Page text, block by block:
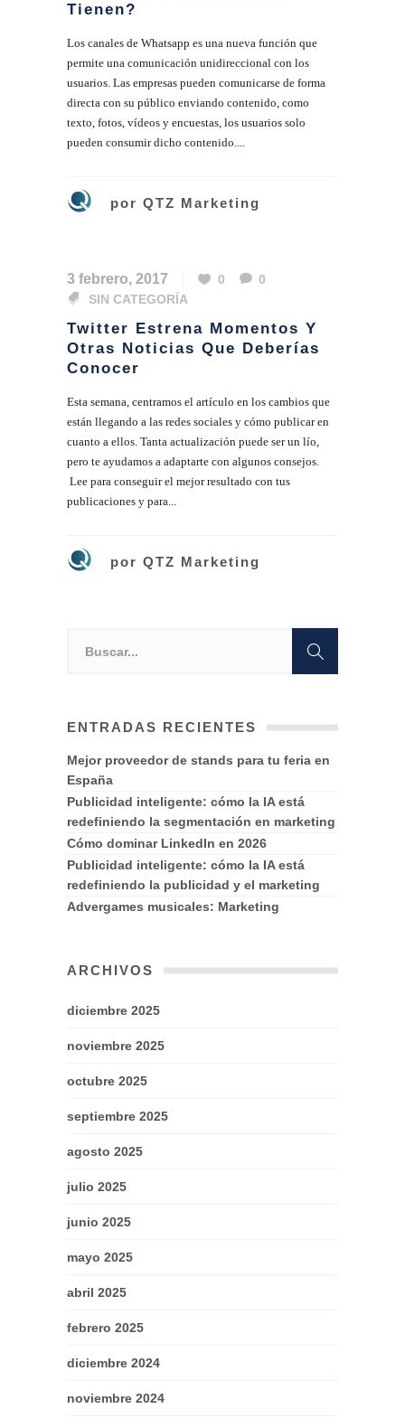
Tienen?
Los canales de Whatsapp es una nueva función que
permite una comunicación unidireccional con los
usuarios. Las empresas pueden comunicarse de forma
directa con su público enviando contenido, como
texto, fotos, vídeos y encuestas, los usuarios solo
pueden consumir dicho contenido....
por QTZ Marketing
3 febrero, 2017 0
0
SIN CATEGORÍA
Twitter Estrena Momentos Y
Otras Noticias Que Deberías
Conocer
Esta semana, centramos el artículo en los cambios que
están llegando a las redes sociales y cómo publicar en
cuanto a ellos. Tanta actualización puede ser un lío,
pero te ayudamos a adaptarte con algunos consejos.
Lee para conseguir el mejor resultado con tus
publicaciones y para...
por QTZ Marketing
ENTRADAS RECIENTES
Mejor proveedor de stands para tu feria en
España
Publicidad inteligente: cómo la IA está
redefiniendo la segmentación en marketing
Cómo dominar LinkedIn en 2026
Publicidad inteligente: cómo la IA está
redefiniendo la publicidad y el marketing
Advergames musicales: Marketing
ARCHIVOS
diciembre 2025
noviembre 2025
octubre 2025
septiembre 2025
agosto 2025
julio 2025
junio 2025
mayo 2025
abril 2025
febrero 2025
diciembre 2024
noviembre 2024